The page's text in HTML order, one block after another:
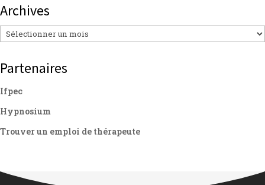
Archives
Archives
Partenaires
Ifpec
Hypnosium
Trouver un emploi de thérapeute